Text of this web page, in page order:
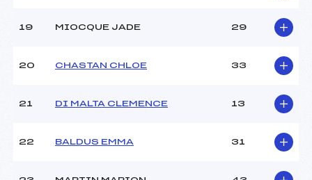
19 MIOCQUE JADE 29
20 CHASTAN CHLOE 33
21 DI MALTA CLEMENCE 13
22 BALDUS EMMA 31